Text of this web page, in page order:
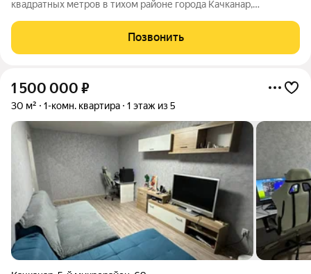
квадратных метров в тихом районе города Качканар,
площадь составляет 18 квадратных метров, что предоставляет
достаточно места для комфортного
Позвонить
1 500 000 ₽
30 м² 1-комн. квартира 1 этаж из 5